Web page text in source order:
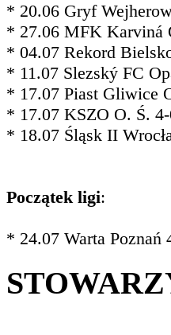
* 20.06 Gryf
* 27.06 MFK Karviná
* 04.07 Rekord
* 11.07 Slezský FC
* 17.07 Piast Gliwice
* 17.07 KSZO O. Ś.
* 18.07 Śląsk II
Początek ligi:
* 24.07 Warta Poznań